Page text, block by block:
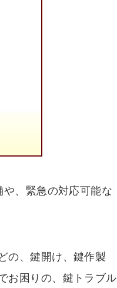
や、緊急の対応可能な
の、鍵開け、鍵作製
お困りの、鍵トラブル